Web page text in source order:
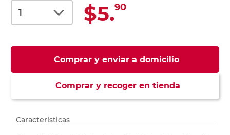
$5.90
Comprar y enviar a domicilio
Comprar y recoger en tienda
Características